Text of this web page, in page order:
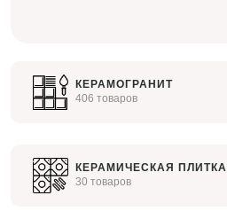
КЕРАМОГРАНИТ
406 товаров
КЕРАМИЧЕСКАЯ ПЛИТКА
30 товаров